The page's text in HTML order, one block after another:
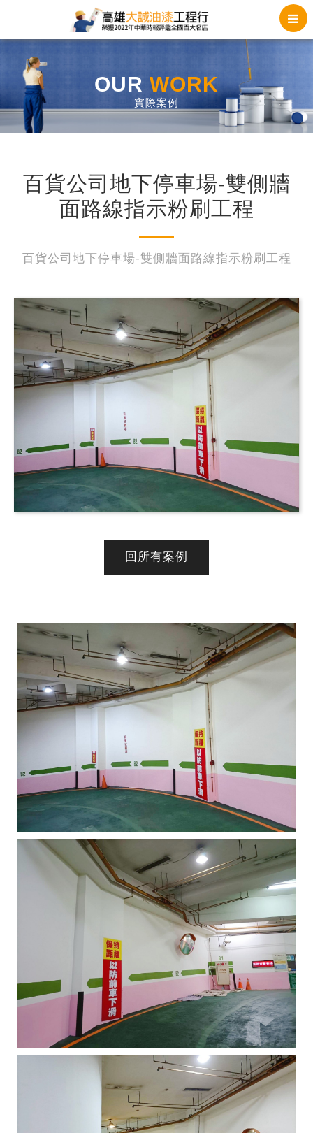
OUR WORK
實際案例
百貨公司地下停車場-雙側牆
面路線指示粉刷工程
百貨公司地下停車場-雙側牆面路線指示粉刷工程
回所有案例